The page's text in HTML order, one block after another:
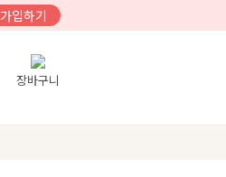
가입하기
장바구니